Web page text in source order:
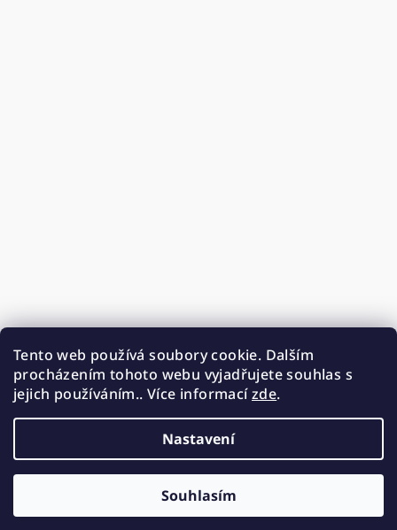
Tento web používá soubory cookie. Dalším
procházením tohoto webu vyjadřujete souhlas s
jejich používáním.. Více informacízde.
Nastavení
Souhlasím